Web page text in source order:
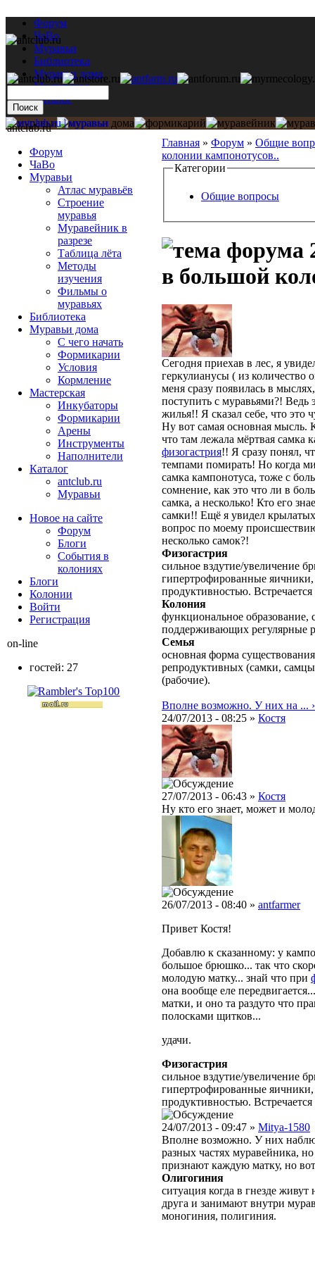
Форум
ЧаВо
Муравьи
Библиотека
Муравьи дома
Мастерская
Каталог
Главная » Форум » Общие
колонии кампонотусов..
Категории
Общие вопросы
в большой
Сегодня приехав в лес, я
геркулианусы ( из
меня сразу появилась в
поступить с муравьями?! Ведь
жилья!! Я сказал себе, что это
Ну вот самая основная мысль.
что там лежала мёртвая самка
физогастрия!! Я сразу понял,
темпами помирать! Но когда
самка кампонотуса, тоже с
сомнение, как это что ли в
самка, а несколько! Кто его
самки!! Ещё я увидел
вопрос по моему
несколько самок?!
Физогастрия
сильное вздутие/увеличение
гипертрофированные яичники,
продуктивностью.
Колония
функциональное образование,
поддерживающих регулярные
Семья
основная форма
репродуктивных (самки,
(рабочие).
Вполне возможно. У них на ... ›
24/07/2013 - 08:25 » Костя
27/07/2013 - 06:43 » Костя
Ну кто его знает, может и
26/07/2013 - 08:40 » antfarmer
Привет Костя!
Добавлю к сказанному: у
большое брюшко... так что
молодую матку... знай что при
она вообще еле
матки, и оно та раздуто что
полосками щитков...
удачи.
Физогастрия
сильное вздутие/увеличение
гипертрофированные яичники,
продуктивностью.
24/07/2013 - 09:47 » Mitya-1580
Вполне возможно. У них
разных частях муравейника,
признают каждую матку, но
Олигогиния
ситуация когда в гнезде
друга и занимают внутри
моногиния, полигиния.
antclub.ru
Форум
ЧаВо
Муравьи
Атлас муравьёв
Строение
муравья
Муравейник в
разрезе
Таблица лёта
Методы
изучения
Фильмы о
муравьях
Библиотека
Муравьи дома
С чего начать
Формикарии
Условия
Кормление
Мастерская
Инкубаторы
Формикарии
Арены
Инструменты
Наполнители
Каталог
antclub.ru
Муравьи
Новое на сайте
Форум
Блоги
События в
колониях
Блоги
Колонии
Войти
Peгиcтpaция
on-line
гостей: 27